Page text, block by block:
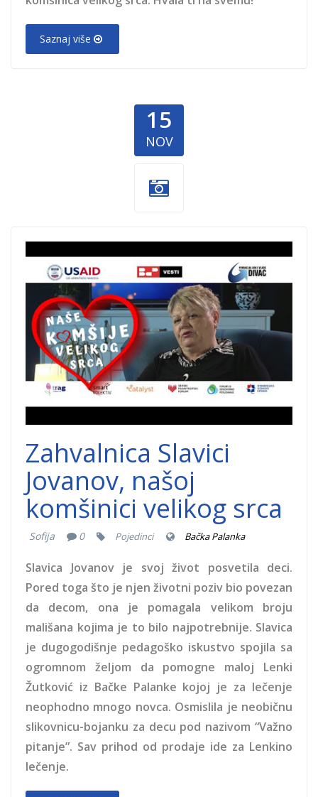
Saznaj više
15
NOV
BAP-Vesti-
Slavica.jpg
Zahvalnica Slavici
Jovanov, našoj
komšinici velikog srca
Sofija 0 Pojedinci Bačka Palanka
Slavica Jovanov je svoj život posvetila deci.
Pored toga što je njen životni poziv bio povezan
da decom, ona je pomagala velikom broju
mališana kojima je to bilo najpotrebnije. Slavica
je dugogodišnje pedagoško iskustvo spojila sa
ogromnom željom da pomogne maloj Lenki
Žutković iz Bačke Palanke kojoj je za lečenje
neophodno mnogo novca. Osmislila je neobičnu
slikovnicu-bojanku za decu pod nazivom “Važno
pitanje”. Sav prihod od prodaje ide za Lenkino
lečenje.